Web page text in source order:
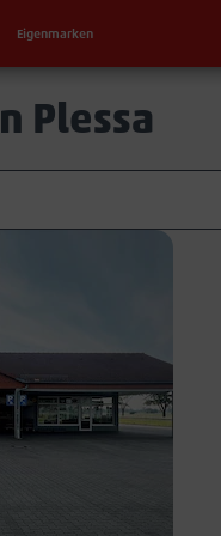
Eigenmarken
Plessa